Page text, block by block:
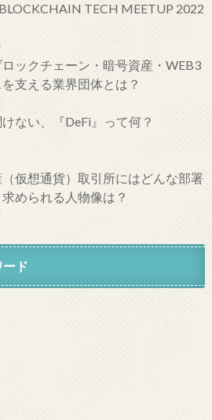
TECH MEETUP 2022
ロックチェーン・暗号資産・WEB3
支える業界団体とは？
ない、『DeFi』って何？
仮想通貨）取引所にはどんな部署
められる人物像は？
ド